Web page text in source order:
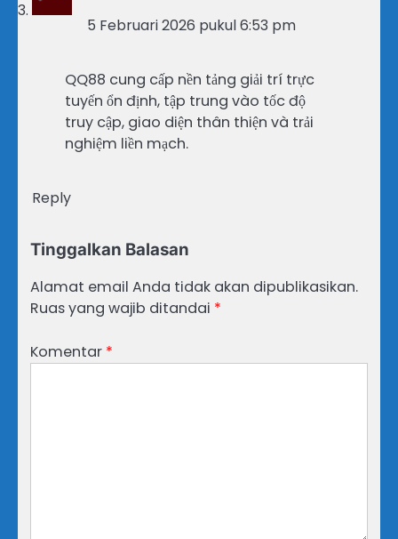
5 Februari 2026 pukul 6:53 pm
QQ88 cung cấp nền tảng giải trí trực
tuyến ổn định, tập trung vào tốc độ
truy cập, giao diện thân thiện và trải
nghiệm liền mạch.
Reply
Tinggalkan Balasan
Alamat email Anda tidak akan dipublikasikan.
Ruas yang wajib ditandai *
Komentar *